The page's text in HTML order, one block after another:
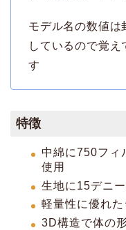
モデル名の数値は
しているので覚
す
特徴
中綿に750フィ
使用
生地に15デニ
軽量性に優れ
3D構造で体の